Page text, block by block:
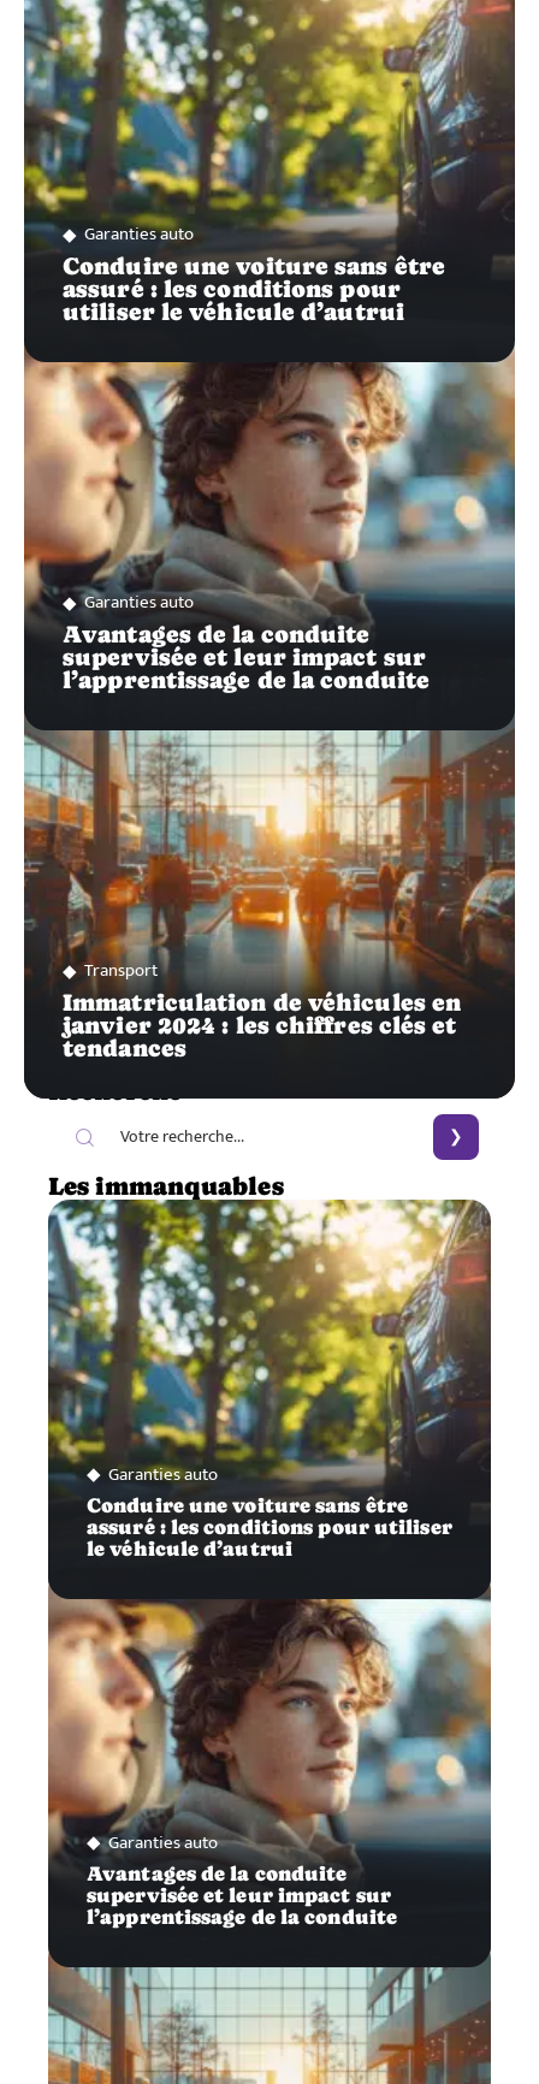
Garanties auto
Conduire une voiture sans être
assuré : les conditions pour
utiliser le véhicule d’autrui
Garanties auto
Avantages de la conduite
supervisée et leur impact sur
l’apprentissage de la conduite
Transport
Immatriculation de véhicules en
janvier 2024 : les chiffres clés et
tendances
Recherche
Les immanquables
Garanties auto
Conduire une voiture sans être
assuré : les conditions pour utiliser
le véhicule d’autrui
Garanties auto
Avantages de la conduite
supervisée et leur impact sur
l’apprentissage de la conduite